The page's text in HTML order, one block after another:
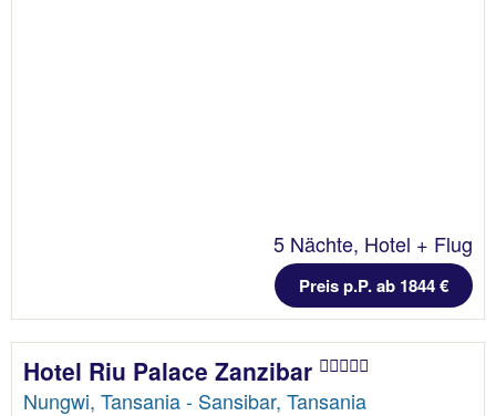
5 Nächte, Hotel + Flug
Preis p.P. ab 1844 €
Hotel Riu Palace Zanzibar
Nungwi, Tansania - Sansibar, Tansania